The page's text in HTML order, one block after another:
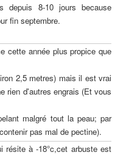
depuis 8-10 jours because
fin septembre.
année plus propice que
2,5 metres) mais il est vrai
rien d'autres engrais (Et vous
malgré tout la peau; par
pas mal de pectine).
à -18°c,cet arbuste est